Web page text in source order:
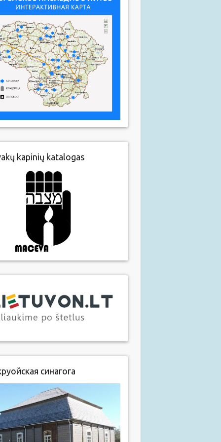
kapinių katalogas
синагога